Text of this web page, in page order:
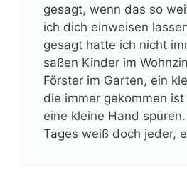
gesagt, wenn das so
ich dich einweisen
gesagt hatte ich nicht
saßen Kinder im
Förster im Garten, ein
die immer gekommen
eine kleine Hand
Tages weiß doch jeder,